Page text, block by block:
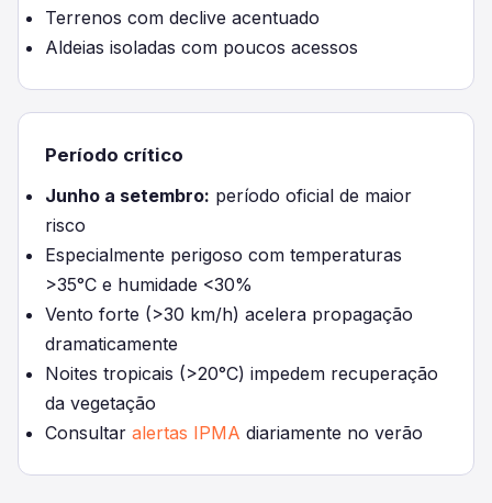
Terrenos com declive acentuado
Aldeias isoladas com poucos acessos
Período crítico
Junho a setembro: período oficial de maior
risco
Especialmente perigoso com temperaturas
>35°C e humidade <30%
Vento forte (>30 km/h) acelera propagação
dramaticamente
Noites tropicais (>20°C) impedem recuperação
da vegetação
Consultar alertas IPMA diariamente no verão